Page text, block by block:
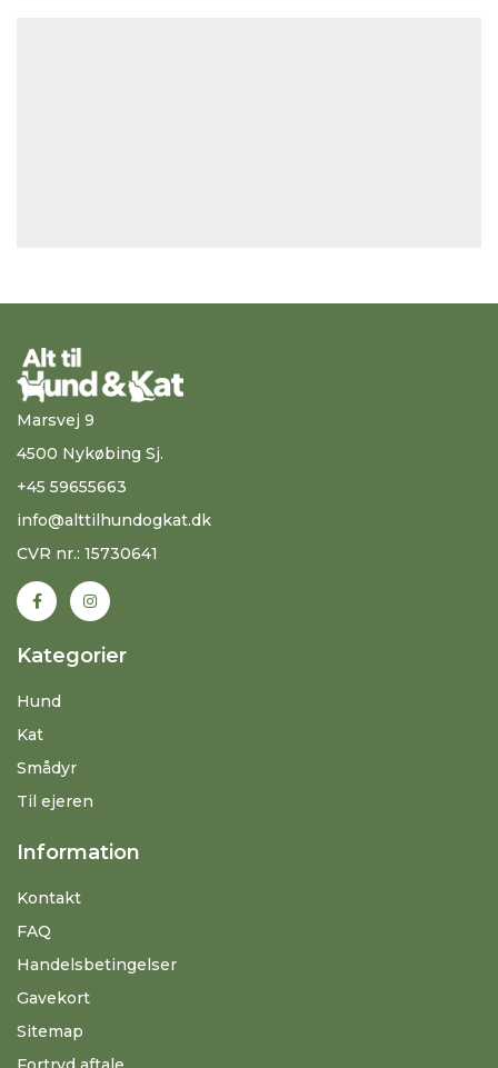
Marsvej 9
4500 Nykøbing Sj.
+45 59655663
info@alttilhundogkat.dk
CVR nr.: 15730641
Kategorier
Hund
Kat
Smådyr
Til ejeren
Information
Kontakt
FAQ
Handelsbetingelser
Gavekort
Sitemap